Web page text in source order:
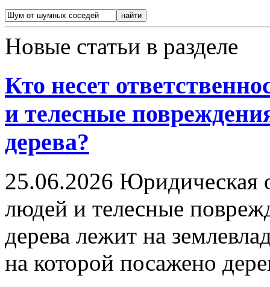
Новые статьи в разделе
Кто несет
и телесные
дерева?
25.06.2026 Юридическая
людей и телесные
дерева лежит на
на которой посажено